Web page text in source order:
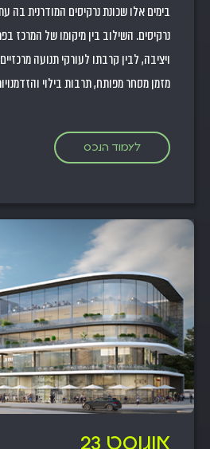
נרקיסים. השילוב בין מיקומו של המרכז
מזמן מסחר מפותח, תרבות בילוי
לעמוד הנכס